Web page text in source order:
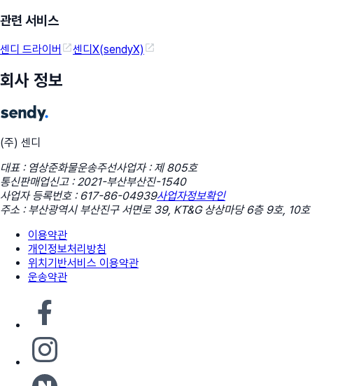
관련 서비스
센디 드라이버 센디X(sendyX)
회사 정보
(주) 센디
대표 : 염상준화물운송주선사업자 : 제 805호
통신판매업신고 : 2021-부산부산진-1540
사업자 등록번호 : 617-86-04939사업자정보확인
주소 : 부산광역시 부산진구 서면로 39, KT&G 상상마당 6층 9호, 10호
이용약관
개인정보처리방침
위치기반서비스 이용약관
운송약관